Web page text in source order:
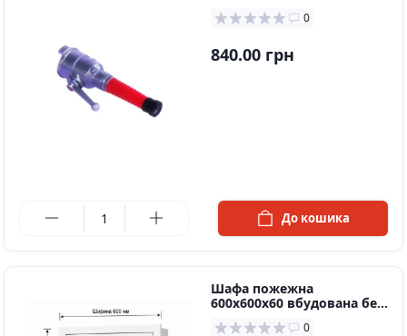
0
840.00 грн
До кошика
Шафа пожежна
600х600х60 вбудована без
задньої стінки
0